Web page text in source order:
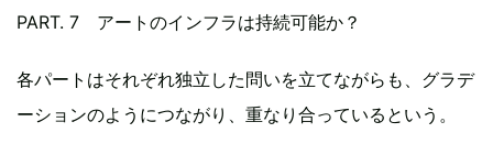
PART. 7 アートのインフラは持続可能か？
各パートはそれぞれ独立した問いを立てながらも、グラデ
ーションのようにつながり、重なり合っているという。